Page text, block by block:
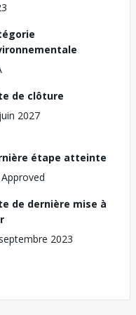
de clôture
2027
étape atteinte
de dernière mise à
2023